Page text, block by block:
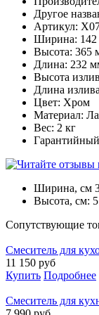
Другое
Артикул:
Ширина:
Высота: 365
Длина: 232
Высота
Длина
Цвет: Хром
Материал:
Вес: 2 кг
Ширина, см
Высота, см: 5
Cопутствующие
Смеситель для
11 150 руб
Купить Подробнее
Смеситель для